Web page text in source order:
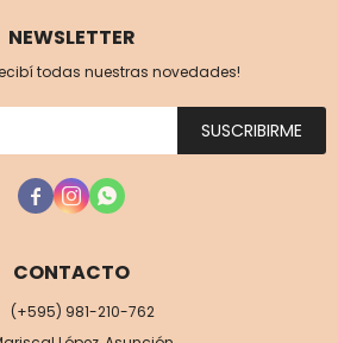
CONTACTO
(+595) 981-210-762
NEWSLETTER
todas nuestras novedades!
SUSCRIBIRME
  